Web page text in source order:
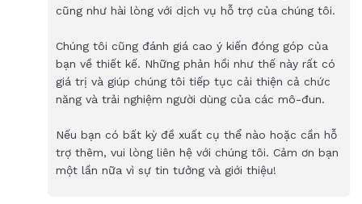
cũng như hài lòng với dịch vụ hỗ trợ của chúng tôi.
Chúng tôi cũng đánh giá cao ý kiến đóng góp của
bạn về thiết kế. Những phản hồi như thế này rất có
giá trị và giúp chúng tôi tiếp tục cải thiện cả chức
năng và trải nghiệm người dùng của các mô-đun.
Nếu bạn có bất kỳ đề xuất cụ thể nào hoặc cần hỗ
trợ thêm, vui lòng liên hệ với chúng tôi. Cảm ơn bạn
một lần nữa vì sự tin tưởng và giới thiệu!